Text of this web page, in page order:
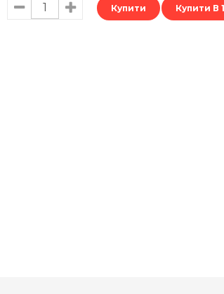
Купити В